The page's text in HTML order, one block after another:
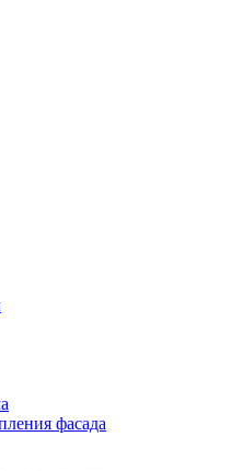
фасада